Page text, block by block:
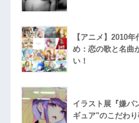
【アニメ】2010
め：恋の歌と名曲
い！
イラスト展『嫌パ
ギュア"のこだわ